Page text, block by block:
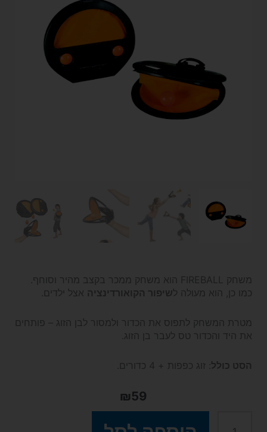
משחק FIREBALL הוא משחק ממכר בקצב מהיר וסוחף.
כמו כן, הוא מעולה לשיפור הקואורדינציה אצל ילדים.
מטרת המשחק לתפוס את הכדור ולמסור לבן הזוג – פותחים
את היד והכדור טס לעבר בן הזוג.
הסט כולל: זוג כפפות + 4 כדורים.
₪59